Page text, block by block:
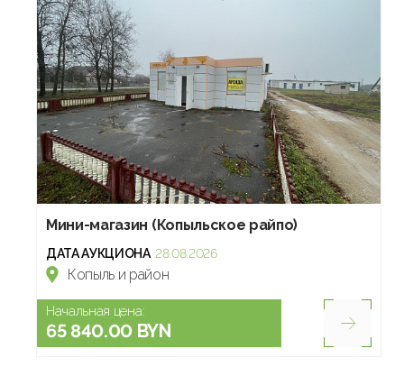
Мини-магазин (Копыльское райпо)
ДАТА АУКЦИОНА 28.08.2026
Копыль и район
Начальная цена:
65 840.00 BYN